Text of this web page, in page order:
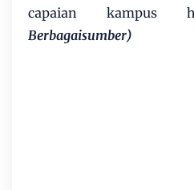
capaian kampus
Berbagaisumber)